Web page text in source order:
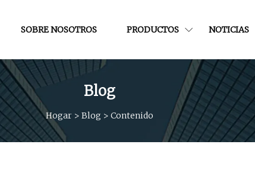
SOBRE NOSOTROS PRODUCTOS NOTICIAS
Blog
Hogar> Blog > Contenido